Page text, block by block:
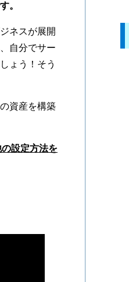
。
ネスが展開
自分でサー
ょう！そう
資産を構築
設定方法を